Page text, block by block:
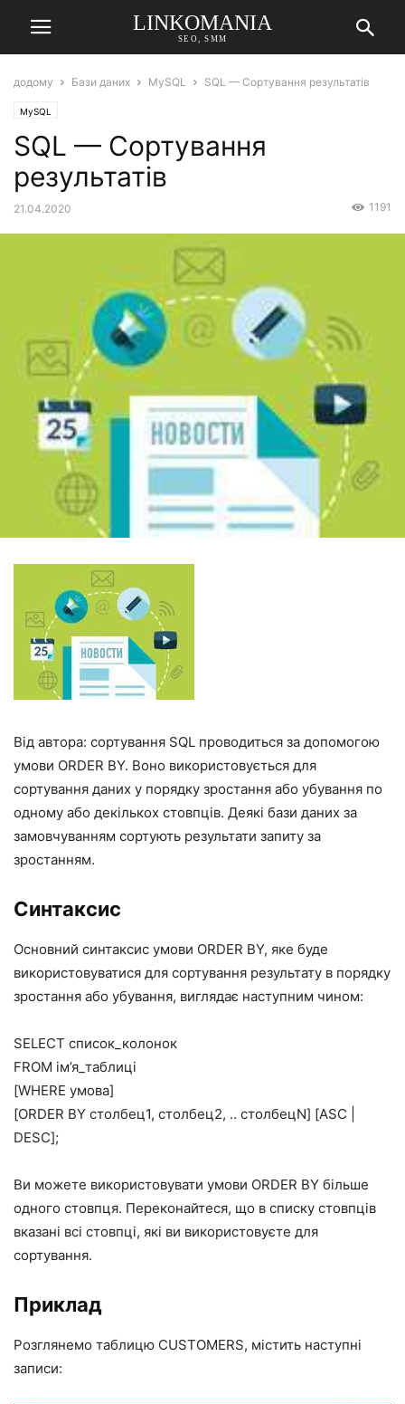
LINKOMANIA
SEO, SMM
додому Бази даних MySQL SQL — Сортування результатів
MySQL
SQL — Сортування
результатів
21.04.2020 1191
Від автора: сортування SQL проводиться за допомогою
умови ORDER BY. Воно використовується для
сортування даних у порядку зростання або убування по
одному або декількох стовпців. Деякі бази даних за
замовчуванням сортують результати запиту за
зростанням.
Синтаксис
Основний синтаксис умови ORDER BY, яке буде
використовуватися для сортування результату в порядку
зростання або убування, виглядає наступним чином:
SELECT список_колонок
FROM ім’я_таблиці
[WHERE умова]
[ORDER BY столбец1, столбец2, .. столбецN] [ASC |
DESC];
Ви можете використовувати умови ORDER BY більше
одного стовпця. Переконайтеся, що в списку стовпців
вказані всі стовпці, які ви використовуєте для
сортування.
Приклад
Розглянемо таблицю CUSTOMERS, містить наступні
записи: